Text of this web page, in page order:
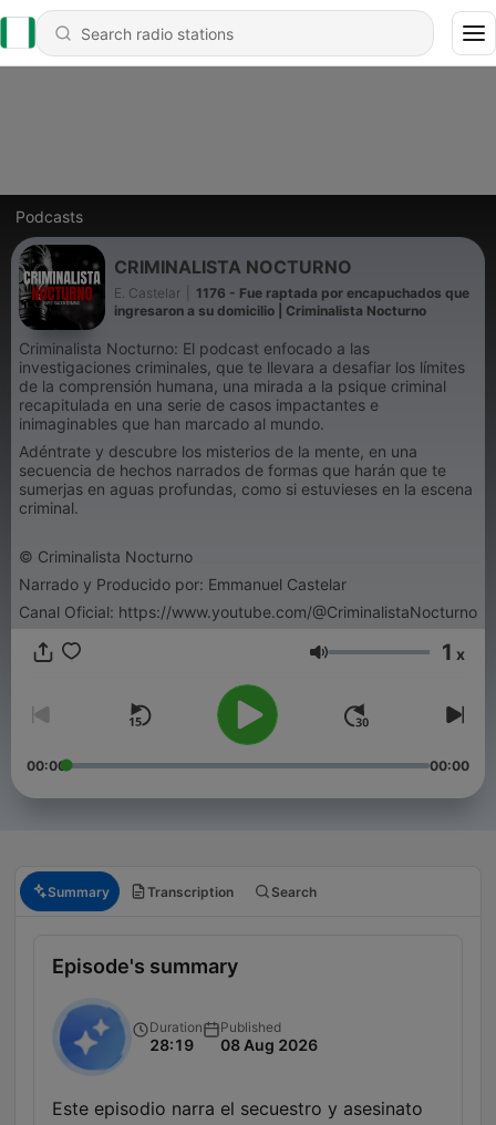
Podcasts
CRIMINALISTA NOCTURNO
E. Castelar
1176 - Fue raptada por encapuchados que
ingresaron a su domicilio | Criminalista Nocturno
Criminalista Nocturno: El podcast enfocado a las
investigaciones criminales, que te llevara a desafiar los límites
de la comprensión humana, una mirada a la psique criminal
recapitulada en una serie de casos impactantes e
inimaginables que han marcado al mundo.
Adéntrate y descubre los misterios de la mente, en una
secuencia de hechos narrados de formas que harán que te
sumerjas en aguas profundas, como si estuvieses en la escena
criminal.
© Criminalista Nocturno
Narrado y Producido por: Emmanuel Castelar
Canal Oficial: https://www.youtube.com/@CriminalistaNocturno
Volume 1 x
00:00 00:00
Summary Transcription Search
Episode's summary
Duration
28:19
Published
08 Aug 2026
Este episodio narra el secuestro y asesinato